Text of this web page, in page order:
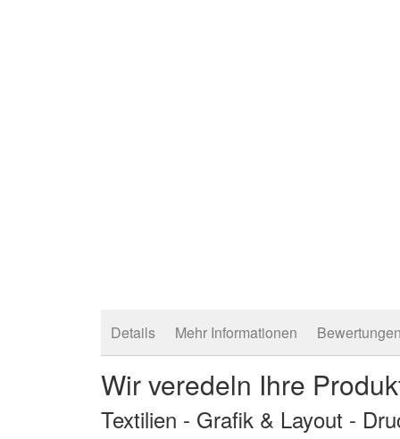
Details Mehr Informationen Bewertungen
Wir veredeln Ihre
Textilien - Grafik & Layout -